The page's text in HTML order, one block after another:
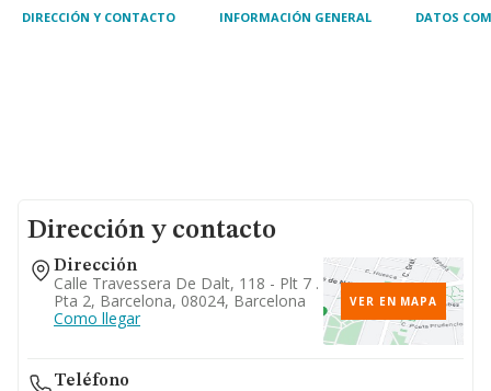
DIRECCIÓN Y CONTACTO INFORMACIÓN GENERAL DATOS
Dirección y contacto
Dirección
Calle Travessera De Dalt, 118 - Plt 7 .
Pta 2, Barcelona, 08024, Barcelona
Como llegar
VER EN MAPA
Teléfono